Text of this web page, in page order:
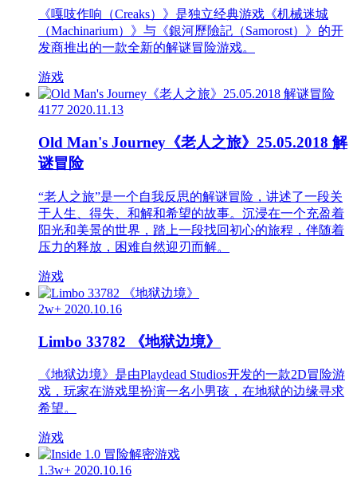
《嘎吱作响（Creaks）》是独立经典游戏《机械迷城
（Machinarium）》与《銀河歷險記（Samorost）》的开
发商推出的一款全新的解谜冒险游戏。
游戏
4177 2020.11.13
Old Man's Journey《老人之旅》25.05.2018 解
谜冒险
“老人之旅”是一个自我反思的解谜冒险，讲述了一段关
于人生、得失、和解和希望的故事。沉浸在一个充盈着
阳光和美景的世界，踏上一段找回初心的旅程，伴随着
压力的释放，困难自然迎刃而解。
游戏
2w+ 2020.10.16
Limbo 33782 《地狱边境》
《地狱边境》是由Playdead Studios开发的一款2D冒险游
戏，玩家在游戏里扮演一名小男孩，在地狱的边缘寻求
希望。
游戏
1.3w+ 2020.10.16